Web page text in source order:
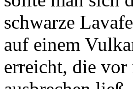
schwarze
auf einem
erreicht, die vor